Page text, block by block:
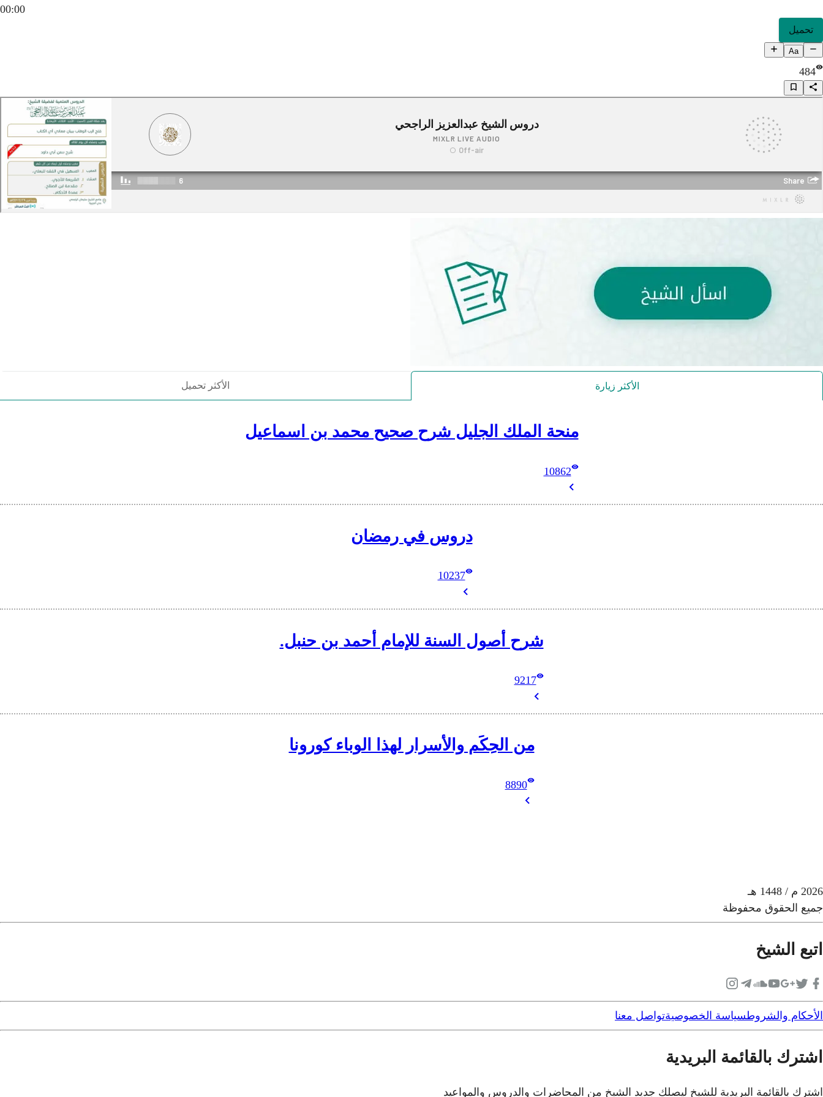
00:00
تحميل
Aa
484
الأكثر زيارة الأكثر تحميل
منحة الملك الجليل شرح صحيح محمد بن اسماعيل
10862
دروس في رمضان
10237
شرح أصول السنة للإمام أحمد بن حنبل.
9217
من الحِكَم والأسرار لهذا الوباء كورونا
8890
2026 م / 1448 هـ
جميع الحقوق محفوظة
اتبع الشيخ
الأحكام والشروطسياسة الخصوصيةتواصل معنا
اشترك بالقائمة البريدية
اشترك بالقائمة البريدية للشيخ ليصلك جديد الشيخ من المحاضرات والدروس والمواعيد